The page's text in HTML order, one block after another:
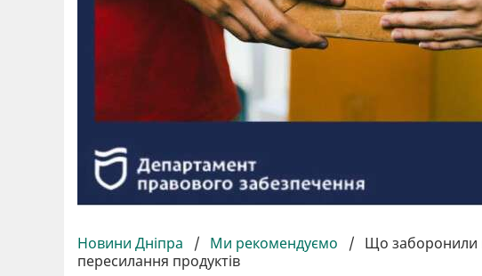
Новини Дніпра / Ми рекомендуємо / Що заборонили
пересилання продуктів